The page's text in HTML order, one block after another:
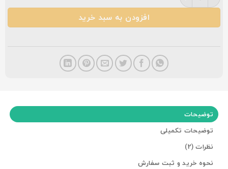
افزودن به سبد خرید
توضیحات
توضیحات تکمیلی
نظرات (2)
نحوه خرید و ثبت سفارش